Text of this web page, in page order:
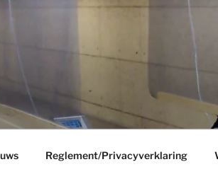
Reglement/Privacyverklaring